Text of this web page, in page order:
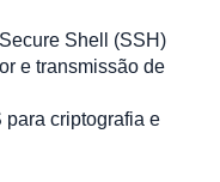
Shell (SSH)
e transmissão de
criptografia e